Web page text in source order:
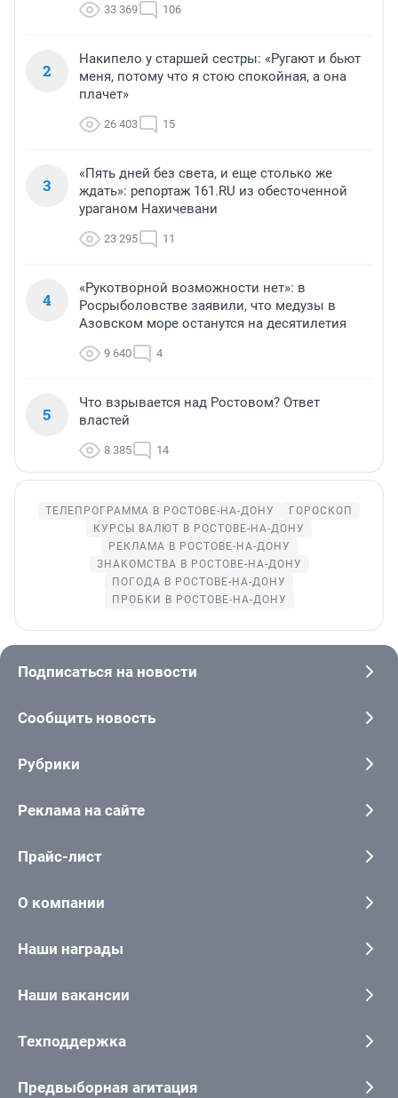
33 369 106
2
Накипело у старшей сестры: «Ругают и бьют
меня, потому что я стою спокойная, а она
плачет»
26 403 15
3
«Пять дней без света, и еще столько же
ждать»: репортаж 161.RU из обесточенной
ураганом Нахичевани
23 295 11
4
«Рукотворной возможности нет»: в
Росрыболовстве заявили, что медузы в
Азовском море останутся на десятилетия
9 640 4
5
Что взрывается над Ростовом? Ответ
властей
8 385 14
ТЕЛЕПРОГРАММА В РОСТОВЕ-НА-ДОНУ
ГОРОСКОП
КУРСЫ ВАЛЮТ В РОСТОВЕ-НА-ДОНУ
РЕКЛАМА В РОСТОВЕ-НА-ДОНУ
ЗНАКОМСТВА В РОСТОВЕ-НА-ДОНУ
ПОГОДА В РОСТОВЕ-НА-ДОНУ
ПРОБКИ В РОСТОВЕ-НА-ДОНУ
Подписаться на новости
Сообщить новость
Рубрики
Реклама на сайте
Прайс-лист
О компании
Наши награды
Наши вакансии
Техподдержка
Предвыборная агитация